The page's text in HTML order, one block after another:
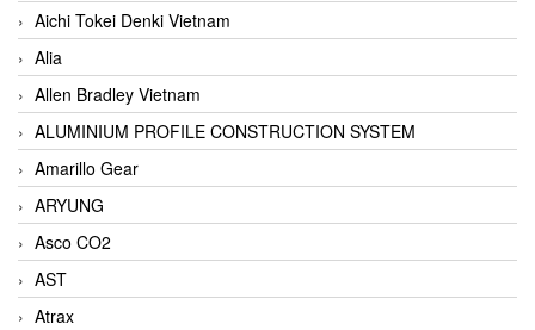
Aichi Tokei Denki Vietnam
Alia
Allen Bradley Vietnam
ALUMINIUM PROFILE CONSTRUCTION SYSTEM
Amarillo Gear
ARYUNG
Asco CO2
AST
Atrax